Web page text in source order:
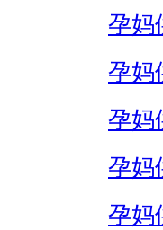
孕妈
孕妈
孕妈
孕妈
孕妈